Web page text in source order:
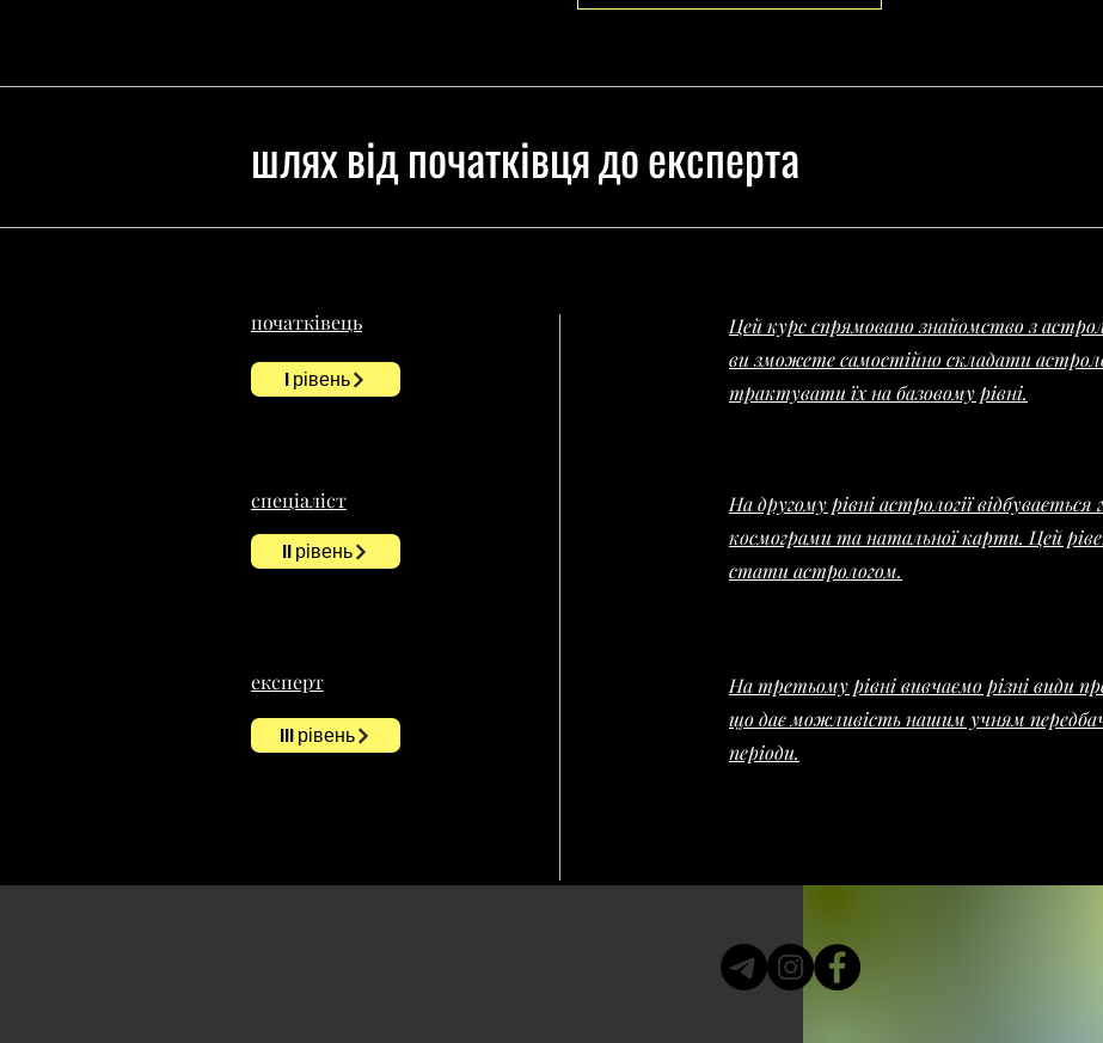
шлях від початківця до експерта
початківець
I рівень
спеціаліст
II рівень
експерт
III рівень
Цей курс спрямовано знайомство з
ви зможете самостійно складати
трактувати їх на базовому рівні.
На другому рівні астрології
космограми та натальної карти. Цей
стати астрологом.
На третьому рівні вивчаємо різні види
що дає можливість нашим учням
періоди.